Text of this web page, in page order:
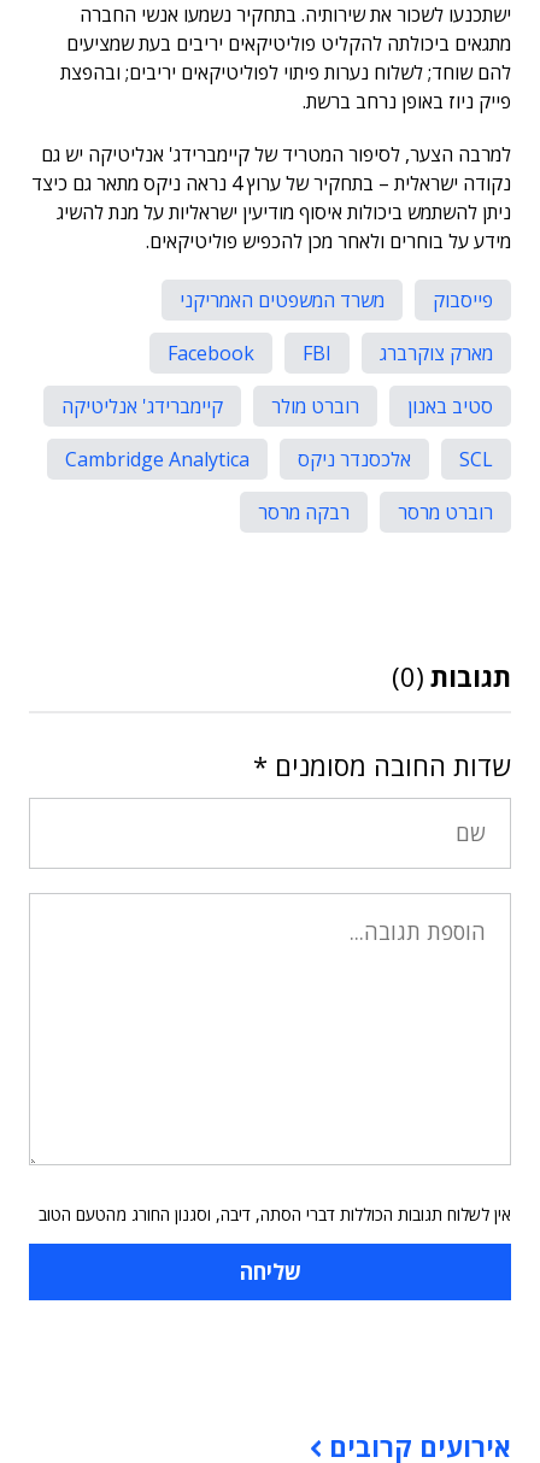
ישתכנעו לשכור את שירותיה. בתחקיר נשמעו אנשי החברה
מתגאים ביכולתה להקליט פוליטיקאים יריבים בעת שמציעים
להם שוחד; לשלוח נערות פיתוי לפוליטיקאים יריבים; ובהפצת
פייק ניוז באופן נרחב ברשת.
למרבה הצער, לסיפור המטריד של קיימברידג' אנליטיקה יש גם
נקודה ישראלית – בתחקיר של ערוץ 4 נראה ניקס מתאר גם כיצד
ניתן להשתמש ביכולות איסוף מודיעין ישראליות על מנת להשיג
מידע על בוחרים ולאחר מכן להכפיש פוליטיקאים.
פייסבוק
משרד המשפטים האמריקני
מארק צוקרברג
FBI
Facebook
סטיב באנון
רוברט מולר
קיימברידג' אנליטיקה
SCL
אלכסנדר ניקס
Cambridge Analytica
רוברט מרסר
רבקה מרסר
תגובות (0)
שדות החובה מסומנים *
אין לשלוח תגובות הכוללות דברי הסתה, דיבה, וסגנון החורג מהטעם הטוב
אירועים קרובים